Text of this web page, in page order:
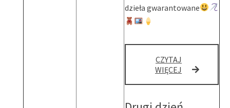
dzieła gwarantowane
CZYTAJ
WIĘCEJ TRZECI